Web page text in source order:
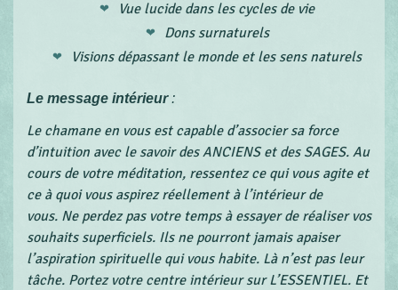
Vue lucide dans les cycles de vie
Dons surnaturels
Visions dépassant le monde et les sens naturels
Le message intérieur:
Le chamane en vous est capable d’associer sa force
d’intuition avec le savoir des ANCIENS et des SAGES. Au
cours de votre méditation, ressentez ce qui vous agite et
ce à quoi vous aspirez réellement à l’intérieur de
vous. Ne perdez pas votre temps à essayer de réaliser vos
souhaits superficiels. Ils ne pourront jamais apaiser
l’aspiration spirituelle qui vous habite. Là n’est pas leur
tâche. Portez votre centre intérieur sur L’ESSENTIEL. Et